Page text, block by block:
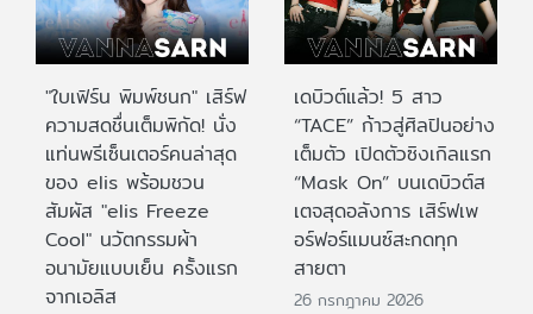
"ใบเฟิร์น พิมพ์ชนก" เสิร์ฟ
ความสดชื่นเต็มพิกัด! นั่ง
แท่นพรีเซ็นเตอร์คนล่าสุด
ของ elis พร้อมชวน
สัมผัส "elis Freeze
Cool" นวัตกรรมผ้า
อนามัยแบบเย็น ครั้งแรก
จากเอลิส
เดบิวต์แล้ว! 5 สาว
“TACE” ก้าวสู่ศิลปินอย่าง
เต็มตัว เปิดตัวซิงเกิลแรก
“Mask On” บนเดบิวต์ส
เตจสุดอลังการ เสิร์ฟเพ
อร์ฟอร์แมนซ์สะกดทุก
สายตา
26 กรกฎาคม 2026